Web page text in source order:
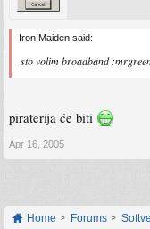
Iron Maiden said:
sto volim broadband
piraterija će biti
Apr 16, 2005
Home Forums